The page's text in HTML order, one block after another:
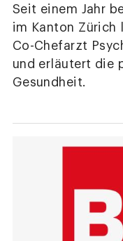
Seit einem Jahr
im Kanton Zürich
Co-Chefarzt
und erläutert die
Gesundheit.